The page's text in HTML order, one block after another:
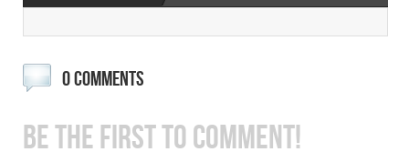
0 COMMENTS
BE THE FIRST TO COMMENT!